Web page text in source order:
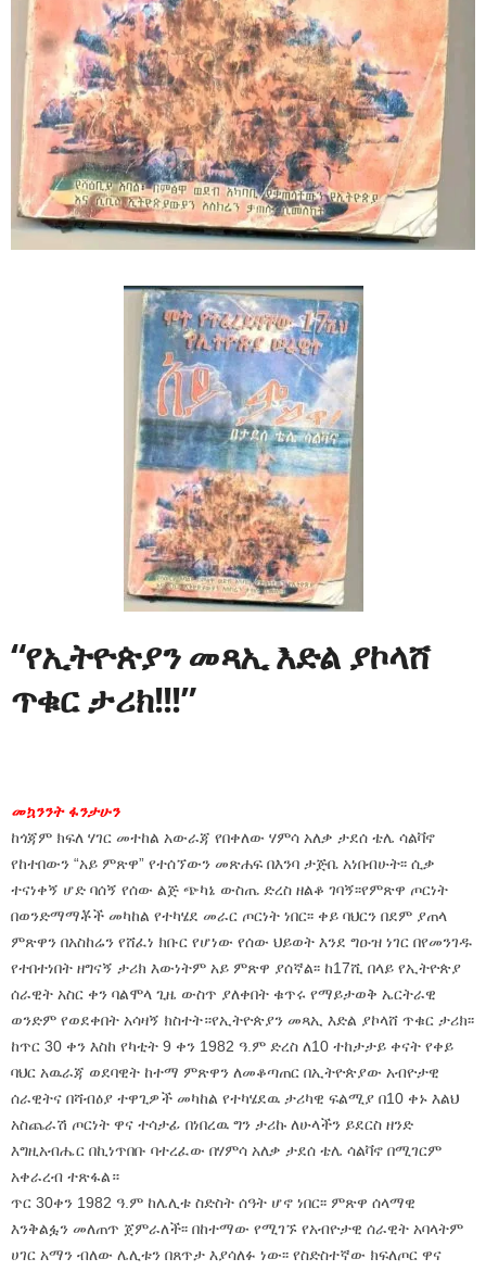
“የኢትዮጵያን መጻኢ እድል ያኮላሸ
ጥቁር ታሪክ!!!”
መኳንንት ፋንታሁን
ከጎጃም ክፍለ ሃገር መተከል አውራጃ የበቀለው ሃምሳ አለቃ ታደሰ ቴሌ ሳልቫኖ
የከተበውን “አይ ምጽዋ” የተሰኘውን መጽሐፍ በእንባ ታጅቤ አነበብሁት፡፡ ሲቃ
ተናነቀኝ ሆድ ባሰኝ የሰው ልጅ ጭካኔ ውስጤ ድረስ ዘልቆ ገባኝ፡፡የምጽዋ ጦርነት
በወንድማማቾች መካከል የተካሄደ መራር ጦርነት ነበር፡፡ ቀይ ባህርን በደም ያጠላ
ምጽዋን በአስከሬን የሸፈነ ክቡር የሆነው የሰው ህይወት እንደ ግዑዝ ነገር በየመንገዱ
የተበተነበት ዘግናኝ ታሪክ እውነትም አይ ምጽዋ ያሰኛል፡፡ ከ17ሺ በላይ የኢትዮጵያ
ሰራዊት አስር ቀን ባልሞላ ጊዜ ውስጥ ያለቀበት ቁጥሩ የማይታወቅ ኤርትራዊ
ወንድም የወደቀበት አሳዛኝ ክስተት።የኢትዮጵያን መጻኢ እድል ያኮላሸ ጥቁር ታሪክ፡፡
ከጥር 30 ቀን እስከ የካቲት 9 ቀን 1982 ዓ.ም ድረስ ለ10 ተከታታይ ቀናት የቀይ
ባህር አዉራጃ ወደባዊት ከተማ ምጽዋን ለመቆጣጠር በኢትዮጵያው አብዮታዊ
ሰራዊትና በሻብዕያ ተዋጊዎች መካከል የተካሄደዉ ታሪካዊ ፍልሚያ በ10 ቀኑ እልህ
አስጨራሽ ጦርነት ዋና ተሳታፊ በነበረዉ ግን ታሪኩ ለሁላችን ይደርስ ዘንድ
እግዚአብሔር በኪነጥበቡ ባተረፈው በሃምሳ አለቃ ታደሰ ቴሌ ሳልቫኖ በሚገርም
አቀራረብ ተጽፋል።
ጥር 30ቀን 1982 ዓ.ም ከሌሊቱ ስድስት ሰዓት ሆኖ ነበር፡፡ ምጽዋ ሰላማዊ
እንቅልፏን መለጠጥ ጀምራለች፡፡ በከተማው የሚገኙ የአብዮታዊ ሰራዊት አባላትም
ሀገር አማን ብለው ሌሊቱን በጸጥታ እያሳለፉ ነው፡፡ የስድስተኛው ክፍለጦር ዋና